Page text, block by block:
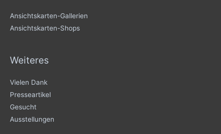
Ansichtskarten-Gallerien
Ansichtskarten-Shops
Weiteres
Vielen Dank
Presseartikel
Gesucht
Ausstellungen